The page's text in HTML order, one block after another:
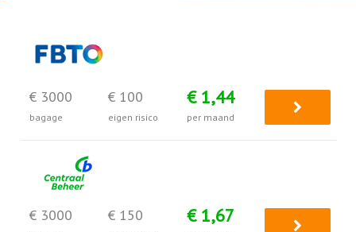
€ 3000
bagage
€ 100
eigen risico
€ 1,44
per maand
€ 3000 € 150 € 1,67